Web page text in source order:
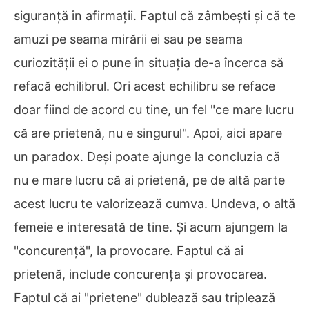
siguranță în afirmații. Faptul că zâmbești și că te
amuzi pe seama mirării ei sau pe seama
curiozității ei o pune în situația de-a încerca să
refacă echilibrul. Ori acest echilibru se reface
doar fiind de acord cu tine, un fel "ce mare lucru
că are prietenă, nu e singurul". Apoi, aici apare
un paradox. Deși poate ajunge la concluzia că
nu e mare lucru că ai prietenă, pe de altă parte
acest lucru te valorizează cumva. Undeva, o altă
femeie e interesată de tine. Și acum ajungem la
"concurență", la provocare. Faptul că ai
prietenă, include concurența și provocarea.
Faptul că ai "prietene" dublează sau triplează